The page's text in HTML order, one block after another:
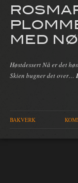
MED
Høstdessert Nå er det
Skien bugner det over…
BAKVERK